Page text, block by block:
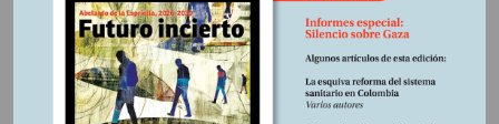
Últimas publicaciones